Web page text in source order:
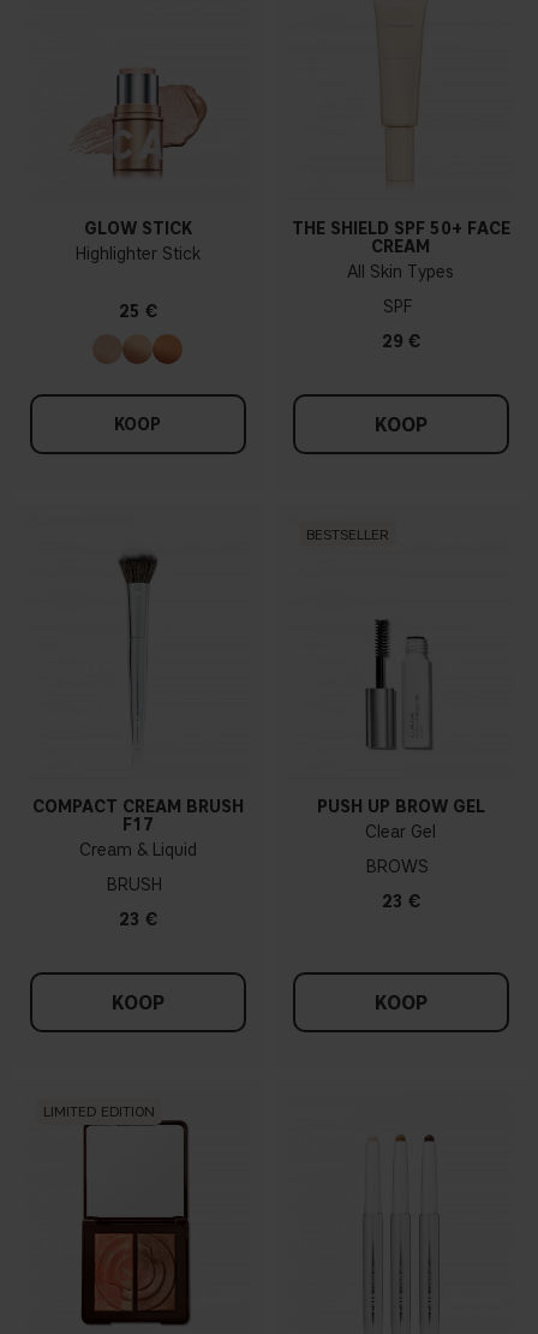
GLOW STICK
Highlighter Stick
25 €
KOOP
THE SHIELD SPF 50+ FACE
CREAM
All Skin Types
SPF
29 €
KOOP
COMPACT CREAM BRUSH
F17
Cream & Liquid
BRUSH
23 €
KOOP
BESTSELLER
PUSH UP BROW GEL
Clear Gel
BROWS
23 €
KOOP
LIMITED EDITION